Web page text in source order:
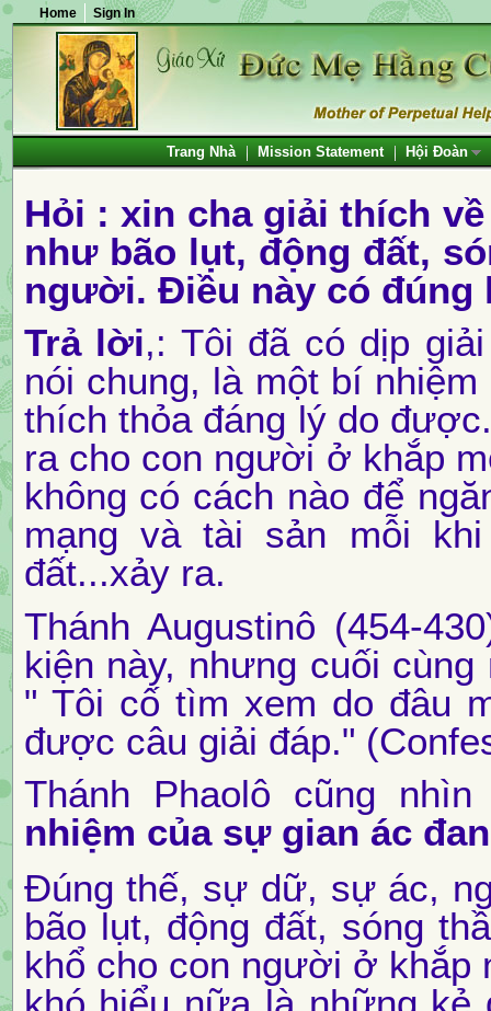
Home Sign In
Trang Nhà Mission Statement Hội Đoàn
Hỏi : xin cha giải thích
như bão lụt, động đất,
người. Điều này có đúng
Trả lời,: Tôi đã có dịp
nói chung,
là một bí
thích thỏa đáng lý do
ra cho con người ở khắp
không có cách nào để
mạng và tài sản mỗi
đất...xảy ra.
Thánh Augustinô (454-
kiện này, nhưng cuối
" Tôi cố tìm xem do đâu
được câu giải đáp."
Thánh Phaolô cũng
nhiệm của sự gian ác
Đúng thế, sự dữ, sự ác,
bão lụt, động đất, sóng
khổ cho con người ở